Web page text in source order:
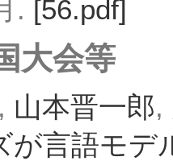
. [56.pdf]
大会等
, 山本晋一郎,
が言語モデ